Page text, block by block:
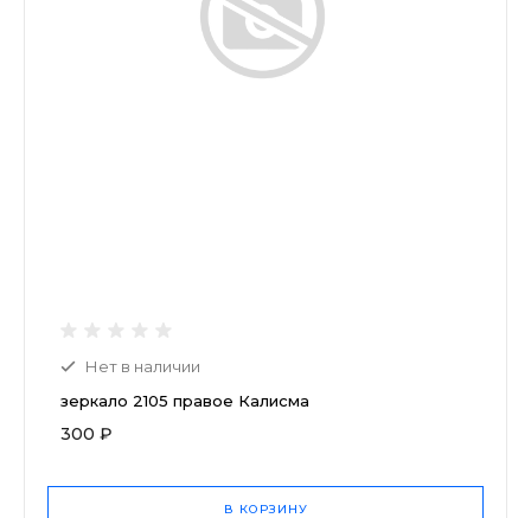
Нет в наличии
зеркало 2105 правое Калисма
300 ₽
В КОРЗИНУ